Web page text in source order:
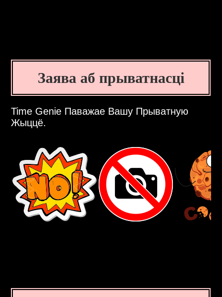
Заява аб прыватнасці
Time Genie Паважае Вашу Прыватную
Жыццё.